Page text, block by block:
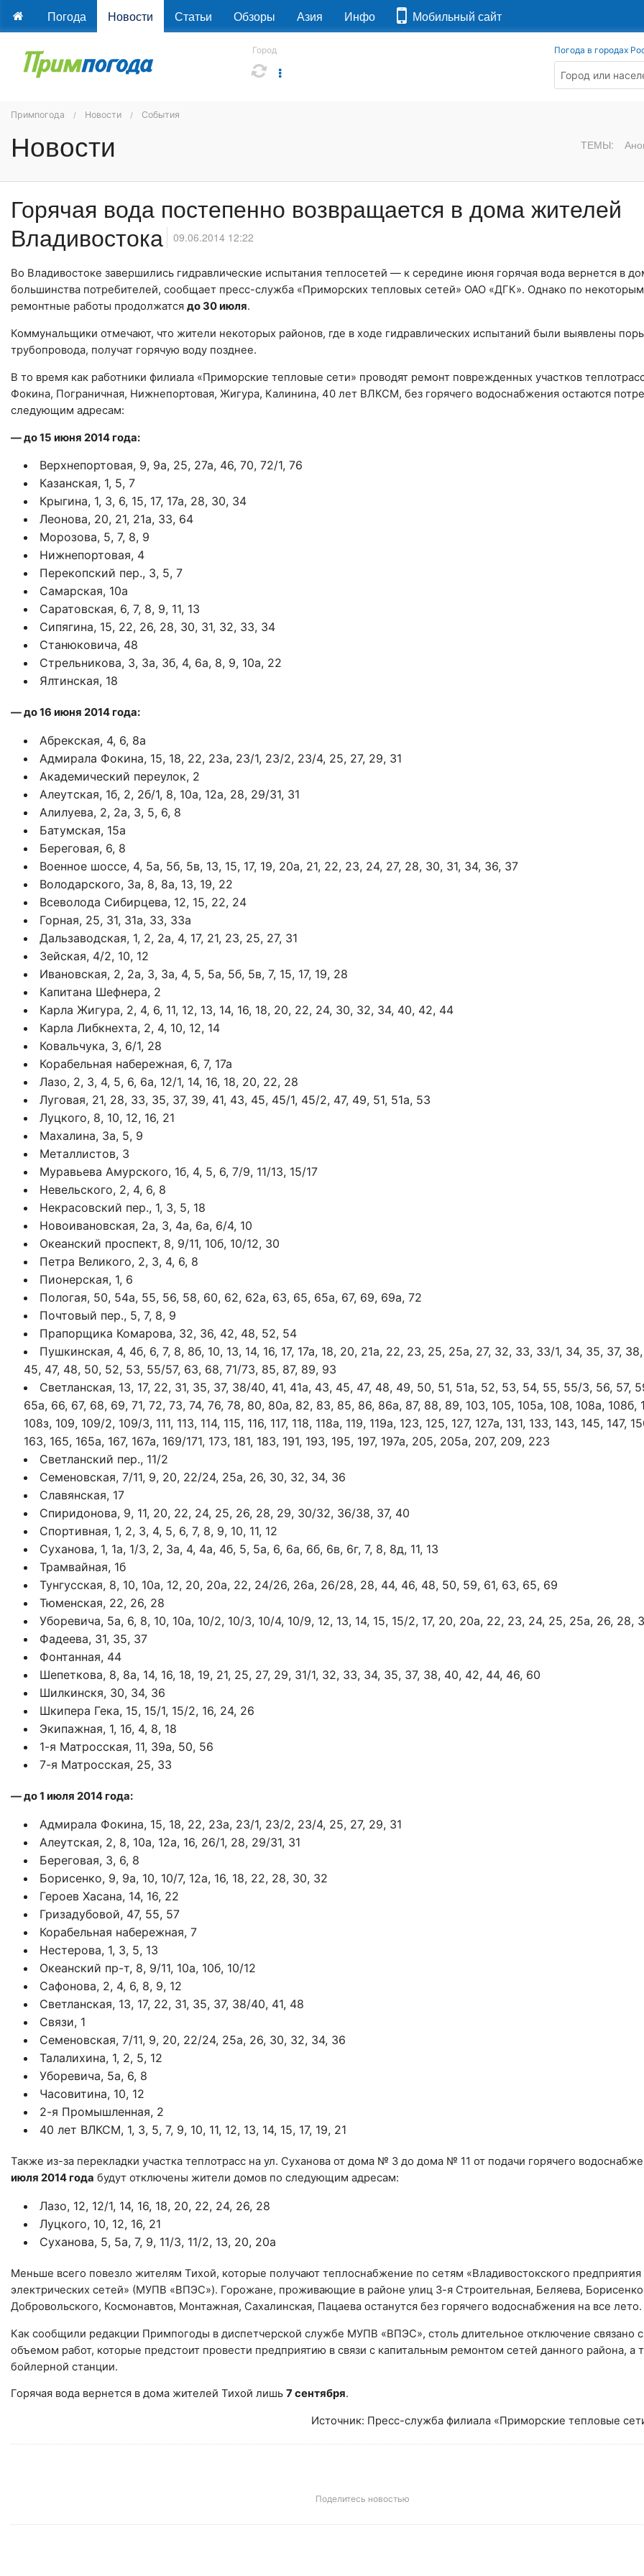
Погода Новости Статьи Обзоры Азия Инфо Мобильный сайт
Город Погода в городах
Примпогода Новости События
Новости ТЕМЫ:
Горячая вода постепенно возвращается в дома жителей
Владивостока
09.06.2014 12:22
Во Владивостоке завершились гидравлические испытания теплосетей — к середине июня горячая вода вернется в
большинства потребителей, сообщает пресс-служба «Приморских тепловых сетей» ОАО «ДГК». Однако по
ремонтные работы продолжатся до 30 июля.
Коммунальщики отмечают, что жители некоторых районов, где в ходе гидравлических испытаний были выявлены
трубопровода, получат горячую воду позднее.
В то время как работники филиала «Приморские тепловые сети» проводят ремонт поврежденных участков
Фокина, Пограничная, Нижнепортовая, Жигура, Калинина, 40 лет ВЛКСМ, без горячего водоснабжения остаются
следующим адресам:
— до 15 июня 2014 года:
Верхнепортовая, 9, 9а, 25, 27а, 46, 70, 72/1, 76
Казанская, 1, 5, 7
Крыгина, 1, 3, 6, 15, 17, 17а, 28, 30, 34
Леонова, 20, 21, 21а, 33, 64
Морозова, 5, 7, 8, 9
Нижнепортовая, 4
Перекопский пер., 3, 5, 7
Самарская, 10а
Саратовская, 6, 7, 8, 9, 11, 13
Сипягина, 15, 22, 26, 28, 30, 31, 32, 33, 34
Станюковича, 48
Стрельникова, 3, 3а, 3б, 4, 6а, 8, 9, 10а, 22
Ялтинская, 18
— до 16 июня 2014 года:
Абрекская, 4, 6, 8а
Адмирала Фокина, 15, 18, 22, 23а, 23/1, 23/2, 23/4, 25, 27, 29, 31
Академический переулок, 2
Алеутская, 1б, 2, 2б/1, 8, 10а, 12а, 28, 29/31, 31
Алилуева, 2, 2а, 3, 5, 6, 8
Батумская, 15а
Береговая, 6, 8
Военное шоссе, 4, 5а, 5б, 5в, 13, 15, 17, 19, 20а, 21, 22, 23, 24, 27, 28, 30, 31, 34, 36, 37
Володарского, 3а, 8, 8а, 13, 19, 22
Всеволода Сибирцева, 12, 15, 22, 24
Горная, 25, 31, 31а, 33, 33а
Дальзаводская, 1, 2, 2а, 4, 17, 21, 23, 25, 27, 31
Зейская, 4/2, 10, 12
Ивановская, 2, 2а, 3, 3а, 4, 5, 5а, 5б, 5в, 7, 15, 17, 19, 28
Капитана Шефнера, 2
Карла Жигура, 2, 4, 6, 11, 12, 13, 14, 16, 18, 20, 22, 24, 30, 32, 34, 40, 42, 44
Карла Либкнехта, 2, 4, 10, 12, 14
Ковальчука, 3, 6/1, 28
Корабельная набережная, 6, 7, 17а
Лазо, 2, 3, 4, 5, 6, 6а, 12/1, 14, 16, 18, 20, 22, 28
Луговая, 21, 28, 33, 35, 37, 39, 41, 43, 45, 45/1, 45/2, 47, 49, 51, 51а, 53
Луцкого, 8, 10, 12, 16, 21
Махалина, 3а, 5, 9
Металлистов, 3
Муравьева Амурского, 1б, 4, 5, 6, 7/9, 11/13, 15/17
Невельского, 2, 4, 6, 8
Некрасовский пер., 1, 3, 5, 18
Новоивановская, 2а, 3, 4а, 6а, 6/4, 10
Океанский проспект, 8, 9/11, 10б, 10/12, 30
Петра Великого, 2, 3, 4, 6, 8
Пионерская, 1, 6
Пологая, 50, 54а, 55, 56, 58, 60, 62, 62а, 63, 65, 65а, 67, 69, 69а, 72
Почтовый пер., 5, 7, 8, 9
Прапорщика Комарова, 32, 36, 42, 48, 52, 54
Пушкинская, 4, 4б, 6, 7, 8, 8б, 10, 13, 14, 16, 17, 17а, 18, 20, 21а, 22, 23, 25, 25а, 27, 32, 33, 33/1, 34, 35, 37,
45, 47, 48, 50, 52, 53, 55/57, 63, 68, 71/73, 85, 87, 89, 93
Светланская, 13, 17, 22, 31, 35, 37, 38/40, 41, 41а, 43, 45, 47, 48, 49, 50, 51, 51а, 52, 53, 54, 55, 55/3, 56, 57,
65а, 66, 67, 68, 69, 71, 72, 73, 74, 76, 78, 80, 80а, 82, 83, 85, 86, 86а, 87, 88, 89, 103, 105, 105а, 108, 108а, 108б,
108з, 109, 109/2, 109/3, 111, 113, 114, 115, 116, 117, 118, 118а, 119, 119а, 123, 125, 127, 127а, 131, 133, 143, 145, 147,
163, 165, 165а, 167, 167а, 169/171, 173, 181, 183, 191, 193, 195, 197, 197а, 205, 205а, 207, 209, 223
Светланский пер., 11/2
Семеновская, 7/11, 9, 20, 22/24, 25а, 26, 30, 32, 34, 36
Славянская, 17
Спиридонова, 9, 11, 20, 22, 24, 25, 26, 28, 29, 30/32, 36/38, 37, 40
Спортивная, 1, 2, 3, 4, 5, 6, 7, 8, 9, 10, 11, 12
Суханова, 1, 1а, 1/3, 2, 3а, 4, 4а, 4б, 5, 5а, 6, 6а, 6б, 6в, 6г, 7, 8, 8д, 11, 13
Трамвайная, 1б
Тунгусская, 8, 10, 10а, 12, 20, 20а, 22, 24/26, 26а, 26/28, 28, 44, 46, 48, 50, 59, 61, 63, 65, 69
Тюменская, 22, 26, 28
Уборевича, 5а, 6, 8, 10, 10а, 10/2, 10/3, 10/4, 10/9, 12, 13, 14, 15, 15/2, 17, 20, 20а, 22, 23, 24, 25, 25а, 26, 28,
Фадеева, 31, 35, 37
Фонтанная, 44
Шепеткова, 8, 8а, 14, 16, 18, 19, 21, 25, 27, 29, 31/1, 32, 33, 34, 35, 37, 38, 40, 42, 44, 46, 60
Шилкинскя, 30, 34, 36
Шкипера Гека, 15, 15/1, 15/2, 16, 24, 26
Экипажная, 1, 1б, 4, 8, 18
1-я Матросская, 11, 39а, 50, 56
7-я Матросская, 25, 33
— до 1 июля 2014 года:
Адмирала Фокина, 15, 18, 22, 23а, 23/1, 23/2, 23/4, 25, 27, 29, 31
Алеутская, 2, 8, 10а, 12а, 16, 26/1, 28, 29/31, 31
Береговая, 3, 6, 8
Борисенко, 9, 9а, 10, 10/7, 12а, 16, 18, 22, 28, 30, 32
Героев Хасана, 14, 16, 22
Гризадубовой, 47, 55, 57
Корабельная набережная, 7
Нестерова, 1, 3, 5, 13
Океанский пр-т, 8, 9/11, 10а, 10б, 10/12
Сафонова, 2, 4, 6, 8, 9, 12
Светланская, 13, 17, 22, 31, 35, 37, 38/40, 41, 48
Связи, 1
Семеновская, 7/11, 9, 20, 22/24, 25а, 26, 30, 32, 34, 36
Талалихина, 1, 2, 5, 12
Уборевича, 5а, 6, 8
Часовитина, 10, 12
2-я Промышленная, 2
40 лет ВЛКСМ, 1, 3, 5, 7, 9, 10, 11, 12, 13, 14, 15, 17, 19, 21
Также из-за перекладки участка теплотрасс на ул. Суханова от дома № 3 до дома № 11 от подачи горячего
июля 2014 года будут отключены жители домов по следующим адресам:
Лазо, 12, 12/1, 14, 16, 18, 20, 22, 24, 26, 28
Луцкого, 10, 12, 16, 21
Суханова, 5, 5а, 7, 9, 11/3, 11/2, 13, 20, 20а
Меньше всего повезло жителям Тихой, которые получают теплоснабжение по сетям «Владивостокского предприятия
электрических сетей» (МУПВ «ВПЭС»). Горожане, проживающие в районе улиц 3-я Строительная, Беляева,
Добровольского, Космонавтов, Монтажная, Сахалинская, Пацаева останутся без горячего водоснабжения на все лето.
Как сообщили редакции Примпогоды в диспетчерской службе МУПВ «ВПЭС», столь длительное отключение связано
объемом работ, которые предстоит провести предприятию в связи с капитальным ремонтом сетей данного района, а
бойлерной станции.
Горячая вода вернется в дома жителей Тихой лишь 7 сентября.
Источник: Пресс-служба филиала «Приморские тепловые
Поделитесь новостью